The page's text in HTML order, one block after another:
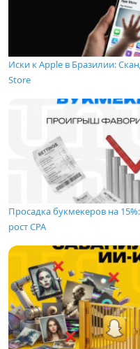
Иски к Apple в Бразилии:
Store
Просадка букмекеров на
рост CPA